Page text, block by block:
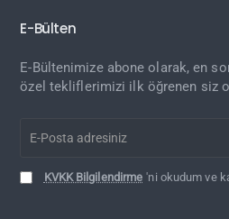
E-Bülten
E-Bültenimize abone olarak, en
özel tekliflerimizi ilk öğrenen siz
Posta
KVKK Bilgilendirme 'ni okudum ve